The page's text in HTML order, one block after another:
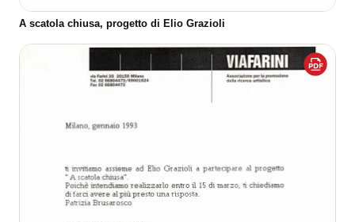
A scatola chiusa, progetto di Elio Grazioli